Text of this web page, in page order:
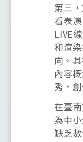
第三
看表
LIVE
和渲
向。
內容
秀，
在臺
為中
缺乏